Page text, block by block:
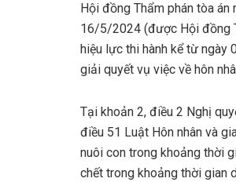
Hội đồng Thẩm phán tòa
16/5/2024 (được Hội đồng
hiệu lực thi hành kể từ ngày
giải quyết vụ việc về hôn
Tại khoản 2, điều 2 Nghị
điều 51 Luật Hôn nhân và
nuôi con trong khoảng thời
chết trong khoảng thời gian